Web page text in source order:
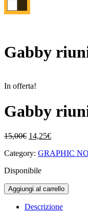
Gabby
In offerta!
Gabby
15,00€ Il
originale
15,00€.
14,25€Il
attuale
Category: GRAPHIC
Disponibile
Gabby
riunisce
Aggiungi al carrello
Descrizione